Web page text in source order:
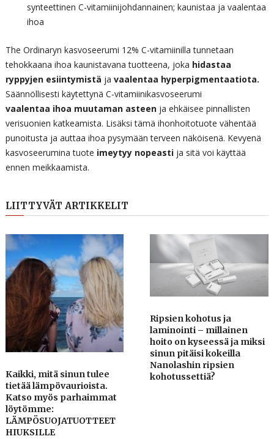
synteettinen C-vitamiinijohdannainen; kaunistaa ja vaalentaa
ihoa
The Ordinaryn kasvoseerumi 12% C-vitamiinilla tunnetaan
tehokkaana ihoa kaunistavana tuotteena, joka hidastaa
ryppyjen esiintymistä ja vaalentaa hyperpigmentaatiota.
Säännöllisesti käytettynä C-vitamiinikasvoseerumi
vaalentaa ihoa muutaman asteenja ehkäisee pinnallisten
verisuonien katkeamista. Lisäksi tämä ihonhoitotuote vähentää
punoitusta ja auttaa ihoa pysymään terveen näköisenä. Kevyenä
kasvoseerumina tuote imeytyy nopeastija sitä voi käyttää
ennen meikkaamista.
LIITTYVÄT ARTIKKELIT
Kaikki, mitä sinun tulee
tietää lämpövaurioista.
Katso myös parhaimmat
löytömme:
LÄMPÖSUOJATUOTTEET
HIUKSILLE
Ripsien kohotus ja
laminointi – millainen
hoito on kyseessä ja miksi
sinun pitäisi kokeilla
Nanolashin ripsien
kohotussettiä?